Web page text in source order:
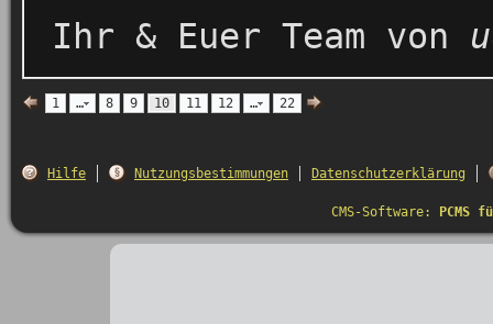
Ihr & Euer Team von
1 … 8 9 10 11 12 … 22
Hilfe Nutzungsbestimmungen Datenschutzerklärung
CMS-Software: PCMS